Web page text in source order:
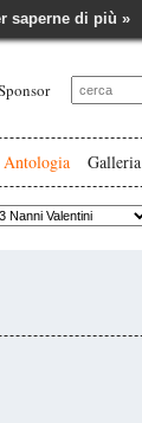
saperne di più »
Antologia Galleria